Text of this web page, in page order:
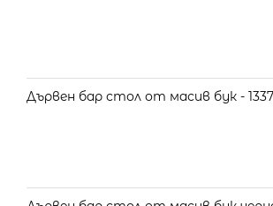
Дървен бар стол от масив бук -